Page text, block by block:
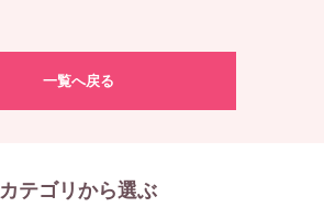
一覧へ戻る
カテゴリから選ぶ